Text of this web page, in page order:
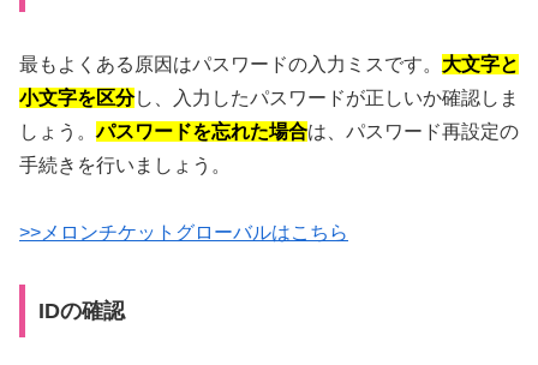
最もよくある原因はパスワードの入力ミスです。 大文字と
小文字を区分し、入力したパスワードが正しいか確認しま
しょう。パスワードを忘れた場合は、パスワード再設定の
手続きを行いましょう。
>>メロンチケットグローバルはこちら
IDの確認